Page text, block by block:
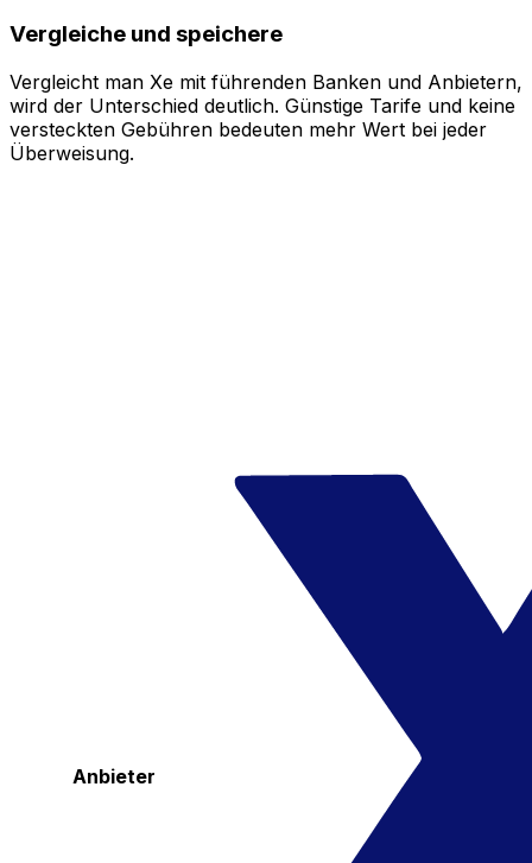
Vergleiche und speichere
Vergleicht man Xe mit führenden Banken und Anbietern,
wird der Unterschied deutlich. Günstige Tarife und keine
versteckten Gebühren bedeuten mehr Wert bei jeder
Überweisung.
Anbieter